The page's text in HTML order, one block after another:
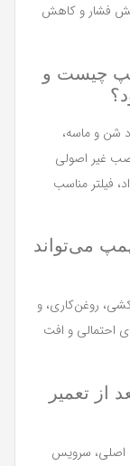
فشار و کاهش
چیست و
شن و ماسه،
غیر اصولی
فیلتر مناسب
می‌تواند
روغن‌کاری، و
احتمالی و افت
از تعمیر
اصلی، سرویس